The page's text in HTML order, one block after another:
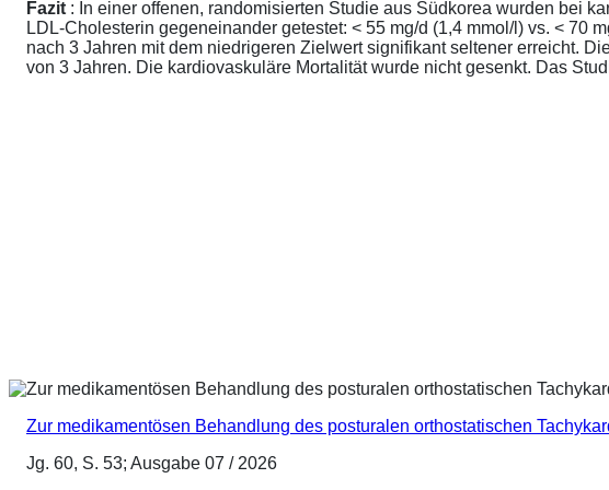
Fazit : In einer offenen, randomisierten Studie aus Südkorea wurden bei
LDL-Cholesterin gegeneinander getestet: < 55 mg/d (1,4 mmol/l) vs. < 70
nach 3 Jahren mit dem niedrigeren Zielwert signifikant seltener erreicht.
von 3 Jahren. Die kardiovaskuläre Mortalität wurde nicht gesenkt. Das
Zur medikamentösen Behandlung des posturalen orthostatischen
Jg. 60, S. 53; Ausgabe 07 / 2026